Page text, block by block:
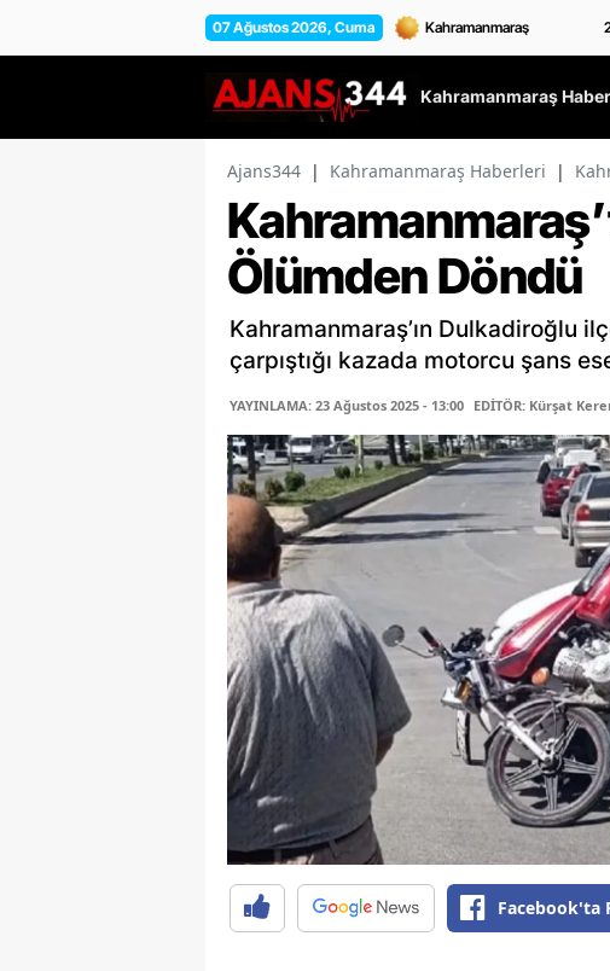
07 Ağustos 2026, Cuma
Kahramanmaraş
Ajans344 | Kahramanmaraş Haberleri |
Ölümden Döndü
Kahramanmaraş’ın Dulkadiroğlu
çarpıştığı kazada motorcu şans
YAYINLAMA: 23 Ağustos 2025 - 13:00 EDİTÖR: Kürşat
Facebook'ta